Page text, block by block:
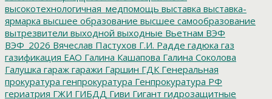
высокотехнологичная_медпомощь выставка выставка-
ярмарка высшее образование высшее самообразование
вытрезвители выходной выходные Вьетнам ВЭФ
ВЭФ_2026 Вячеслав Пастухов Г.И. Радде гадюка газ
газификация ЕАО Галина Кашапова Галина Соколова
Галушка гараж гаражи Гаршин ГДК Генеральная
прокуратура генпрокуратура Генпрокуратура РФ
гериатрия ГЖИ ГИБДД Гиви Гигант гидрозащитные